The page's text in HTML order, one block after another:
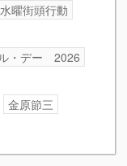
水曜街頭行動
・デー 2026
金原節三